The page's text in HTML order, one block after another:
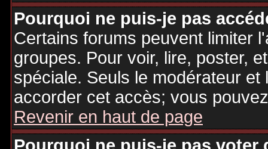
Pourquoi ne puis-je pas
Certains forums peuvent limiter
groupes. Pour voir, lire, poster,
spéciale. Seuls le modérateur
accorder cet accès; vous
Revenir en haut de page